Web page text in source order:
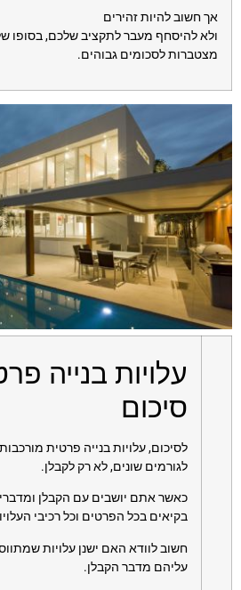
אך חשוב להיות זהירים
ולא להיסחף מעבר לתקציב שלכם, בסופו
מצטברות לסכומים גבוהים.
עלויות בנייה
סיכום
לסיכום, עלויות בנייה פרטית
לגורמים שונים, לא רק לקבלן.
כאשר אתם יושבים עם הקבלן
בקיאים בכל הפרטים וכל רכיבי
חשוב לוודא האם ישנן עלויות
עליהם מדבר הקבלן.